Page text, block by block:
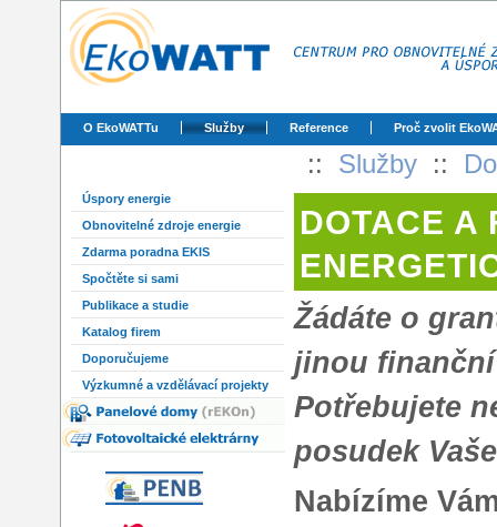
O EkoWATTu Služby Reference Proč zvolit
:: Služby ::
Úspory energie
Obnovitelné zdroje energie
Zdarma poradna EKIS
Spočtěte si sami
Publikace a studie
Katalog firem
Doporučujeme
Výzkumné a vzdělávací projekty
DOTACE A
Žádáte o
jinou
Potřebujete
posudek
Nabízíme